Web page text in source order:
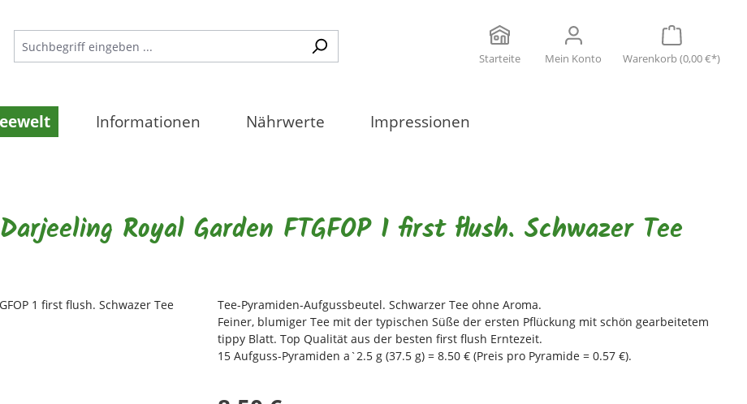
Starteite Mein Konto Warenkorb(0,00 €*)
Informationen Nährwerte Impressionen
Royal Garden FTGFOP 1 first flush. Schwazer Tee
Tee-Pyramiden-Aufgussbeutel. Schwarzer Tee ohne Aroma.
Feiner, blumiger Tee mit der typischen Süße der ersten Pflückung mit schön gearbeitetem
tippy Blatt. Top Qualität aus der besten first flush Erntezeit.
15 Aufguss-Pyramiden a`2.5 g (37.5 g) = 8.50 € (Preis pro Pyramide = 0.57 €).
Regulärer Preis: